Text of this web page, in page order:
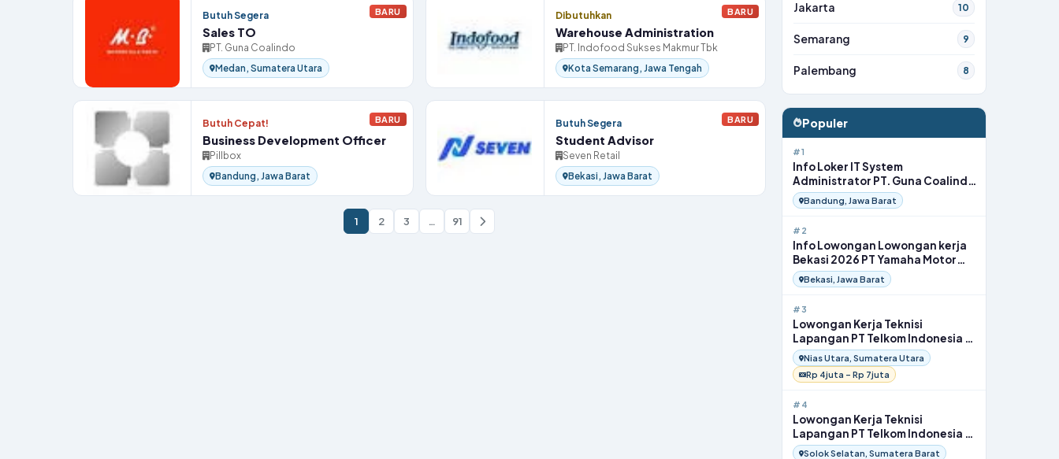
Butuh Segera
Sales TO
PT. Guna Coalindo
Medan, Sumatera Utara
BARU Dibutuhkan
Warehouse Administration
PT. Indofood Sukses Makmur Tbk
Kota Semarang, Jawa Tengah
BARU
Butuh Cepat!
Business Development Officer
Pillbox
Bandung, Jawa Barat
BARU Butuh Segera
Student Advisor
Seven Retail
Bekasi, Jawa Barat
BARU
1 2 3 … 91
Jakarta 10
Semarang 9
Palembang 8
Populer
#1
Info Loker IT System
Administrator PT. Guna Coalindo
di Bandung
Bandung, Jawa Barat
#2
Info Lowongan Lowongan kerja
Bekasi 2026 PT Yamaha Motor
Indonesia di Bekasi
Bekasi, Jawa Barat
#3
Lowongan Kerja Teknisi
Lapangan PT Telkom Indonesia di
Nias Utara
Nias Utara, Sumatera Utara
Rp 4juta – Rp 7juta
#4
Lowongan Kerja Teknisi
Lapangan PT Telkom Indonesia di
Solok Selatan
Solok Selatan, Sumatera Barat